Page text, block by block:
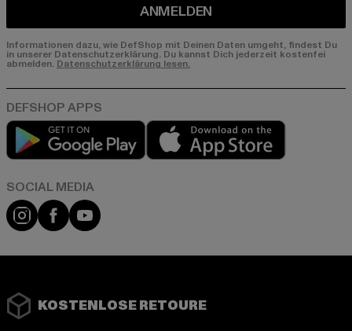
ANMELDEN
Informationen dazu, wie DefShop mit Deinen Daten umgeht, findest Du
in unserer Datenschutzerklärung. Du kannst Dich jederzeit kostenfei
abmelden. Datenschutzerklärung lesen.
Play market
Instagram
FacebookYouTube
KOSTENLOSE RETOURE